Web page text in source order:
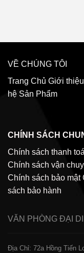
VỀ CHÚNG TÔI
Trang Chủ Giới thiệu
hệ Sản Phẩm
CHÍNH SÁCH
Chính sách thanh
Chính sách vận
Chính sách bảo mật
sách bảo hành
VĂN PHÒNG ĐẠI
Địa Chỉ: 72a Hồng Tiến